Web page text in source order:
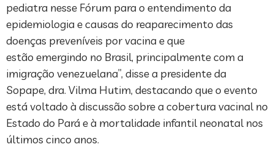
pediatra nesse Fórum para o entendimento da
epidemiologia e causas do reaparecimento das
doenças preveníveis por vacina e que
estão emergindo no Brasil, principalmente com a
imigração venezuelana”, disse a presidente da
Sopape, dra. Vilma Hutim, destacando que o evento
está voltado à discussão sobre a cobertura vacinal no
Estado do Pará e à mortalidade infantil neonatal nos
últimos cinco anos.